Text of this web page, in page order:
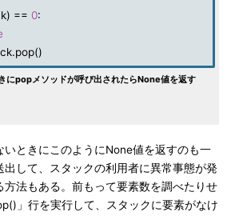
== 0:
にpopメソッドが呼び出されたらNone値を返す
ときにこのようにNone値を返すのも一
して、スタックの利用者に異常事態が発
方法もある。前もって要素数を調べたりせ
」行を実行して、スタックに要素がなけ